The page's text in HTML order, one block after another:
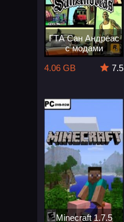
ГТА Сан Андреас
с модами
4.06 GB
7.5
Minecraft 1.7.5